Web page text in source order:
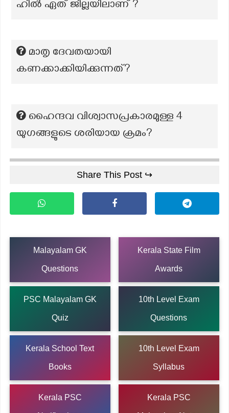
ഹിൽ ഏത് ജില്ലയിലാണ് ?
മാതൃ ദേവതയായി
കണക്കാക്കിയിക്കുന്നത്?
ഹൈന്ദവ വിശ്വാസപ്രകാരമുള്ള 4
യുഗങ്ങളുടെ ശരിയായ ക്രമം?
Share This Post ↪
Malayalam GK
Questions
Kerala State Film
Awards
PSC Malayalam GK
Quiz
10th Level Exam
Questions
Kerala School Text
Books
10th Level Exam
Syllabus
Kerala PSC Kerala PSC